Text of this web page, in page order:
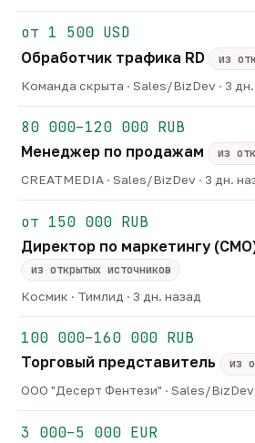
от 1 500 USD
Обработчик трафика RD
из
Команда скрыта · Sales/BizDev · 3
80 000–120 000 RUB
Менеджер по продажам
из
CREATMEDIA · Sales/BizDev · 3 дн.
от 150 000 RUB
Директор по маркетингу
из открытых источников
Космик · Тимлид · 3 дн. назад
100 000–160 000 RUB
Торговый представитель
из
ООО "Десерт Фентези" · Sales/BizDev
3 000–5 000 EUR